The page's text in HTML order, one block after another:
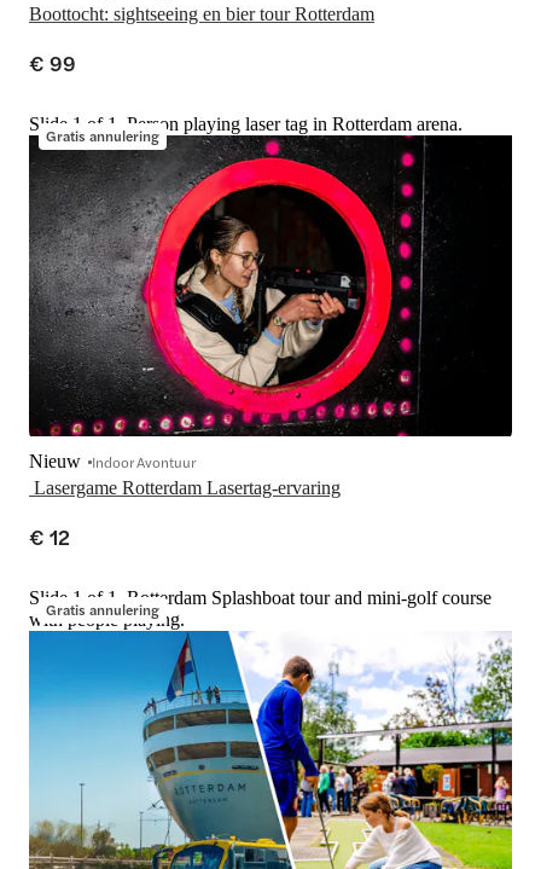
Boottocht: sightseeing en bier tour Rotterdam
€ 99
Gratis annulering
Slide 1 of 1, Person playing laser tag in Rotterdam arena.
Nieuw Indoor Avontuur
€ 12
Gratis annulering
Slide 1 of 1, Rotterdam Splashboat tour and mini-golf course
with people playing.